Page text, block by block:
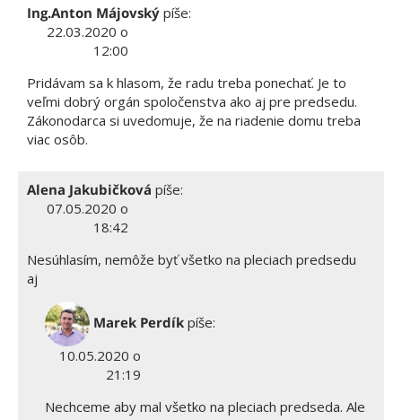
Ing.Anton Májovský píše:
22.03.2020 o
12:00
Pridávam sa k hlasom, že radu treba ponechať. Je to
veľmi dobrý orgán spoločenstva ako aj pre predsedu.
Zákonodarca si uvedomuje, že na riadenie domu treba
viac osôb.
Alena Jakubičková píše:
07.05.2020 o
18:42
Nesúhlasím, nemôže byť všetko na pleciach predsedu
aj
Marek Perdík píše:
10.05.2020 o
21:19
Nechceme aby mal všetko na pleciach predseda. Ale